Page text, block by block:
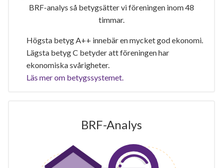
BRF-analys så betygsätter vi föreningen inom 48
timmar.
Högsta betyg A++ innebär en mycket god ekonomi.
Lägsta betyg C betyder att föreningen har
ekonomiska svårigheter.
Läs mer om betygssystemet.
BRF-Analys